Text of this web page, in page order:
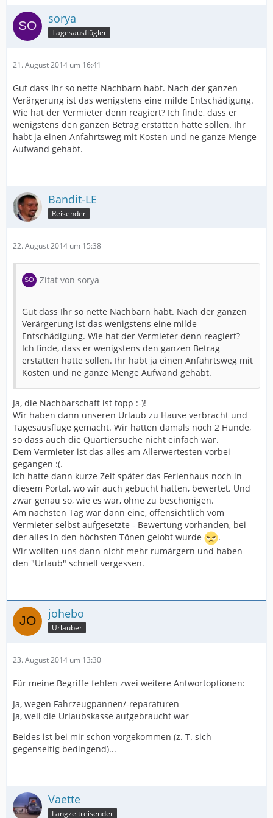
sorya
Tagesausflügler
21. August 2014 um 16:41
Gut dass Ihr so nette Nachbarn habt. Nach der ganzen
Verärgerung ist das wenigstens eine milde Entschädigung.
Wie hat der Vermieter denn reagiert? Ich finde, dass er
wenigstens den ganzen Betrag erstatten hätte sollen. Ihr
habt ja einen Anfahrtsweg mit Kosten und ne ganze Menge
Aufwand gehabt.
Bandit-LE
Reisender
22. August 2014 um 15:38
Zitat von sorya
Gut dass Ihr so nette Nachbarn habt. Nach der ganzen
Verärgerung ist das wenigstens eine milde
Entschädigung. Wie hat der Vermieter denn reagiert?
Ich finde, dass er wenigstens den ganzen Betrag
erstatten hätte sollen. Ihr habt ja einen Anfahrtsweg mit
Kosten und ne ganze Menge Aufwand gehabt.
Ja, die Nachbarschaft ist topp :-)!
Wir haben dann unseren Urlaub zu Hause verbracht und
Tagesausflüge gemacht. Wir hatten damals noch 2 Hunde,
so dass auch die Quartiersuche nicht einfach war.
Dem Vermieter ist das alles am Allerwertesten vorbei
gegangen :(.
Ich hatte dann kurze Zeit später das Ferienhaus noch in
diesem Portal, wo wir auch gebucht hatten, bewertet. Und
zwar genau so, wie es war, ohne zu beschönigen.
Am nächsten Tag war dann eine, offensichtlich vom
Vermieter selbst aufgesetzte - Bewertung vorhanden, bei
der alles in den höchsten Tönen gelobt wurde
.
Wir wollten uns dann nicht mehr rumärgern und haben
den "Urlaub" schnell vergessen.
johebo
Urlauber
23. August 2014 um 13:30
Für meine Begriffe fehlen zwei weitere Antwortoptionen:
Ja, wegen Fahrzeugpannen/-reparaturen
Ja, weil die Urlaubskasse aufgebraucht war
Beides ist bei mir schon vorgekommen (z. T. sich
gegenseitig bedingend)...
Vaette
Langzeitreisender